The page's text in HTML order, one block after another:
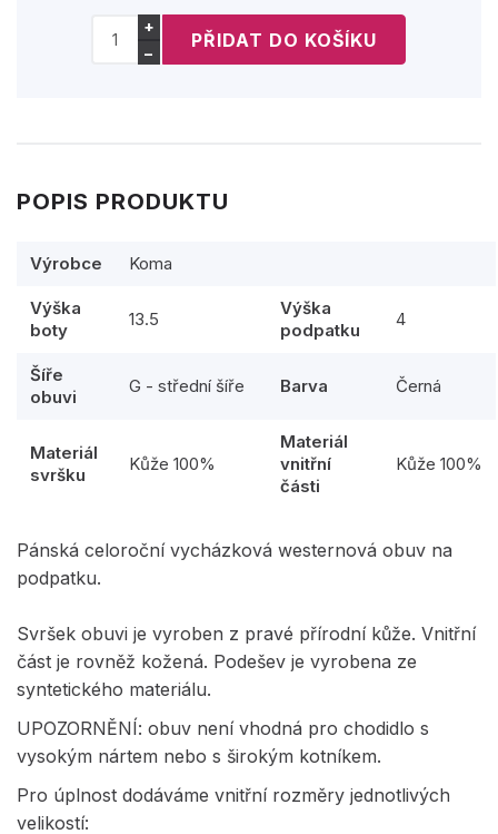
+
−
POPIS PRODUKTU
Výrobce Koma
Výška
boty
13.5
Výška
podpatku
4
Šíře
obuvi
G - střední šíře Barva Černá
Materiál
svršku
Kůže 100%
Materiál
vnitřní
části
Kůže 100%
Pánská celoroční vycházková westernová obuv na
podpatku.
Svršek obuvi je vyroben z pravé přírodní kůže. Vnitřní
část je rovněž kožená. Podešev je vyrobena ze
syntetického materiálu.
UPOZORNĚNÍ: obuv není vhodná pro chodidlo s
vysokým nártem nebo s širokým kotníkem.
Pro úplnost dodáváme vnitřní rozměry jednotlivých
velikostí: